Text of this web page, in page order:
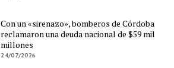
Con un «sirenazo», bomberos de Córdoba
reclamaron una deuda nacional de $59 mil
millones
24/07/2026